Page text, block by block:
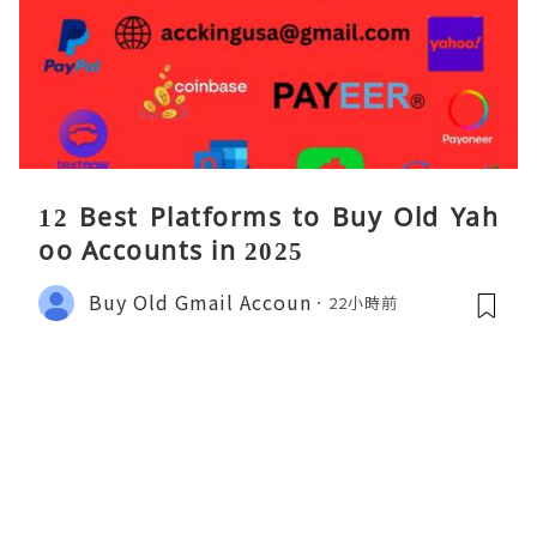
12 Best Platforms to Buy Old Yah
oo Accounts in 2025
Buy Old Gmail Accoun 22小時前